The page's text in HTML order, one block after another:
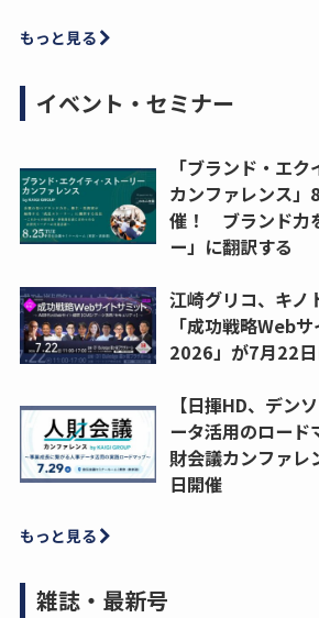
もっと見る
イベント・セミナー
「ブランド・エ
カンファレンス
催！ ブランド力
ー」に翻訳する
江崎グリコ、キノ
「成功戦略Web
2026」が7月22
【日揮HD、デン
ータ活用のロード
財会議カンファ
日開催
もっと見る
雑誌・最新号